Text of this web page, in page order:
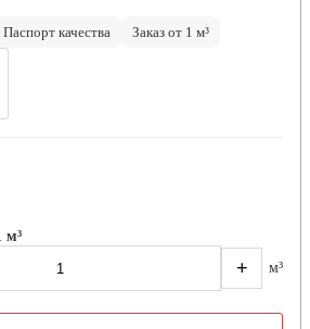
Паспорт качества Заказ от 1 м³
м³
+ м³